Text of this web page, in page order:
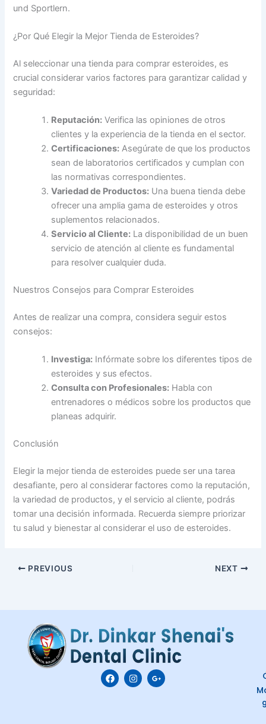
und Sportlern.
¿Por Qué Elegir la Mejor Tienda de Esteroides?
Al seleccionar una tienda para comprar esteroides, es
crucial considerar varios factores para garantizar calidad y
seguridad:
Reputación: Verifica las opiniones de otros
clientes y la experiencia de la tienda en el sector.
Certificaciones: Asegúrate de que los productos
sean de laboratorios certificados y cumplan con
las normativas correspondientes.
Variedad de Productos: Una buena tienda debe
ofrecer una amplia gama de esteroides y otros
suplementos relacionados.
Servicio al Cliente: La disponibilidad de un buen
servicio de atención al cliente es fundamental
para resolver cualquier duda.
Nuestros Consejos para Comprar Esteroides
Antes de realizar una compra, considera seguir estos
consejos:
Investiga: Infórmate sobre los diferentes tipos de
esteroides y sus efectos.
Consulta con Profesionales: Habla con
entrenadores o médicos sobre los productos que
planeas adquirir.
Conclusión
Elegir la mejor tienda de esteroides puede ser una tarea
desafiante, pero al considerar factores como la reputación,
la variedad de productos, y el servicio al cliente, podrás
tomar una decisión informada. Recuerda siempre priorizar
tu salud y bienestar al considerar el uso de esteroides.
PREVIOUS NEXT
F
a
I
n
G
o